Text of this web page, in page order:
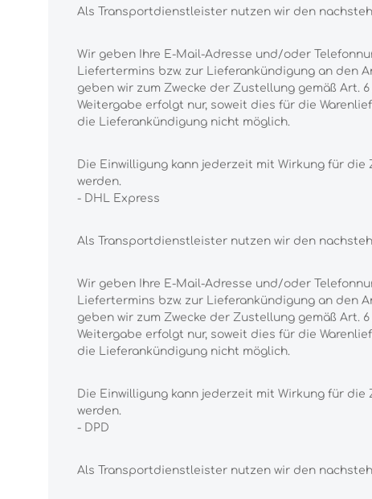
Als Transportdienstleister nutzen wir den
Wir geben Ihre E-Mail-Adresse und/oder
Liefertermins bzw. zur Lieferankündigung an den
geben wir zum Zwecke der Zustellung gemäß Art.
Weitergabe erfolgt nur, soweit dies für die
die Lieferankündigung nicht möglich.
Die Einwilligung kann jederzeit mit Wirkung für
werden.
- DHL Express
Als Transportdienstleister nutzen wir den
Wir geben Ihre E-Mail-Adresse und/oder
Liefertermins bzw. zur Lieferankündigung an den
geben wir zum Zwecke der Zustellung gemäß Art.
Weitergabe erfolgt nur, soweit dies für die
die Lieferankündigung nicht möglich.
Die Einwilligung kann jederzeit mit Wirkung für
werden.
- DPD
Als Transportdienstleister nutzen wir den